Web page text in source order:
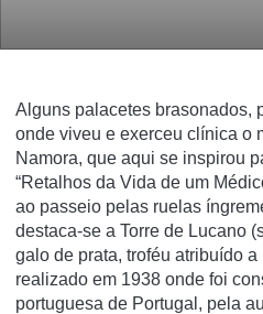
Alguns palacetes brasonados,
onde viveu e exerceu clínica o
Namora, que aqui se inspirou
“Retalhos da Vida de um
ao passeio pelas ruelas
destaca-se a Torre de Lucano
galo de prata, troféu atribuído
realizado em 1938 onde foi
portuguesa de Portugal, pela